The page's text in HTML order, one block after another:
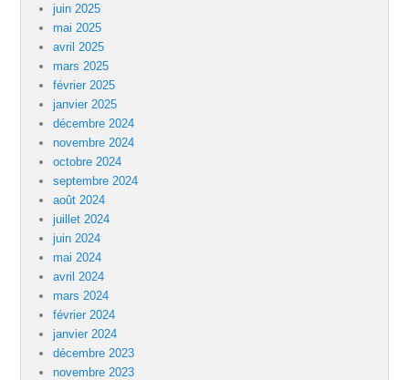
juin 2025
mai 2025
avril 2025
mars 2025
février 2025
janvier 2025
décembre 2024
novembre 2024
octobre 2024
septembre 2024
août 2024
juillet 2024
juin 2024
mai 2024
avril 2024
mars 2024
février 2024
janvier 2024
décembre 2023
novembre 2023